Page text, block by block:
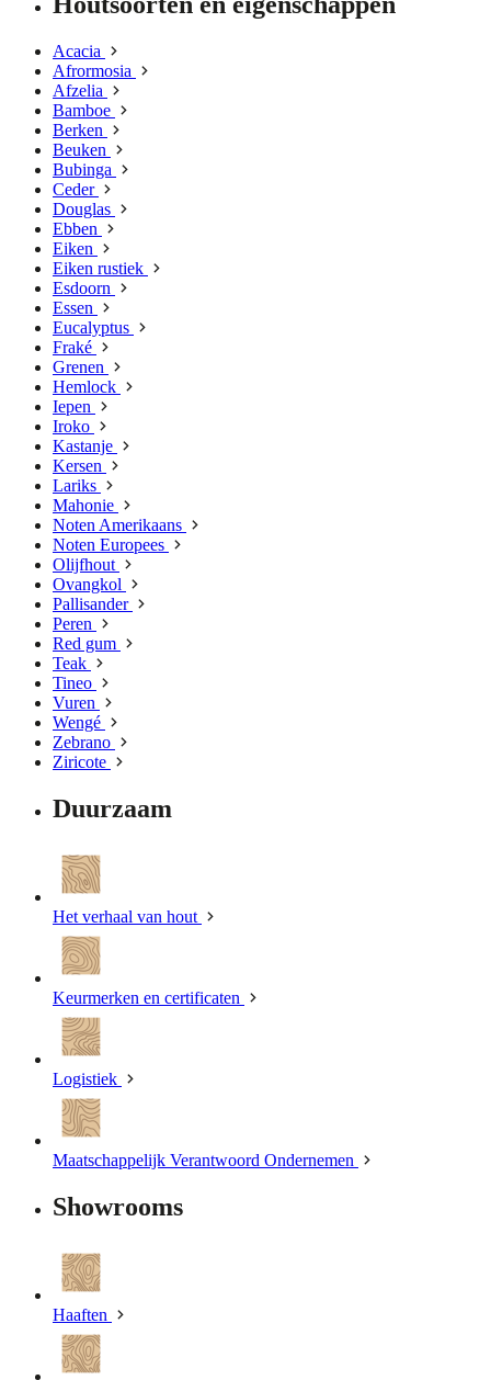
Acacia
Afrormosia
Afzelia
Bamboe
Berken
Beuken
Bubinga
Ceder
Douglas
Ebben
Eiken
Eiken rustiek
Esdoorn
Essen
Eucalyptus
Fraké
Grenen
Hemlock
Iepen
Iroko
Kastanje
Kersen
Lariks
Mahonie
Noten Amerikaans
Noten Europees
Olijfhout
Ovangkol
Pallisander
Peren
Red gum
Teak
Tineo
Vuren
Wengé
Zebrano
Ziricote
Duurzaam
Het verhaal van hout
Keurmerken en certificaten
Logistiek
Maatschappelijk Verantwoord Ondernemen
Showrooms
Haaften